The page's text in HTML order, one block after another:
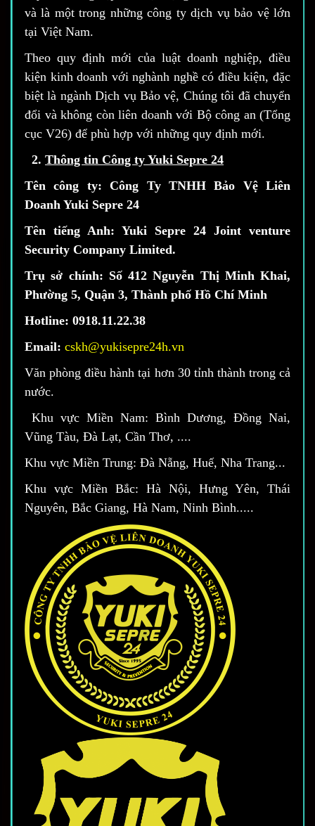
và là một trong những công ty dịch vụ bảo vệ lớn
tại Việt Nam.
Theo quy định mới của luật doanh nghiệp, điều
kiện kinh doanh với nghành nghề có điều kiện, đặc
biệt là ngành Dịch vụ Bảo vệ, Chúng tôi đã chuyển
đổi và không còn liên doanh với Bộ công an (Tổng
cục V26) để phù hợp với những quy định mới.
2. Thông tin Công ty Yuki Sepre 24
Tên công ty:
Công Ty TNHH Bảo Vệ Liên
Doanh Yuki Sepre 24
Tên tiếng Anh: Yuki Sepre 24 Joint venture
Security Company Limited.
Trụ sở chính: Số 412 Nguyễn Thị Minh Khai,
Phường 5, Quận 3, Thành phố Hồ Chí Minh
Hotline: 0918.11.22.38
Email: cskh@yukisepre24h.vn
Văn phòng điều hành tại hơn 30 tỉnh thành trong cả
nước.
Khu vực Miền Nam: Bình Dương, Đồng Nai,
Vũng Tàu, Đà Lạt, Cần Thơ, ....
Khu vực Miền Trung: Đà Nẵng, Huế, Nha Trang...
Khu vực Miền Bắc: Hà Nội, Hưng Yên, Thái
Nguyên, Bắc Giang, Hà Nam, Ninh Bình.....